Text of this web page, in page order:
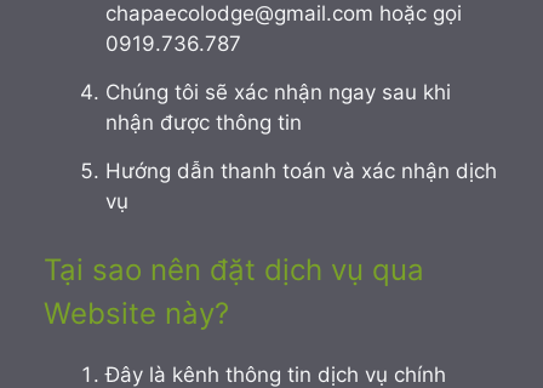
chapaecolodge@gmail.com hoặc gọi
0919.736.787
Chúng tôi sẽ xác nhận ngay sau khi
nhận được thông tin
Hướng dẫn thanh toán và xác nhận dịch
vụ
Tại sao nên đặt dịch vụ qua
Website này?
Đây là kênh thông tin dịch vụ chính